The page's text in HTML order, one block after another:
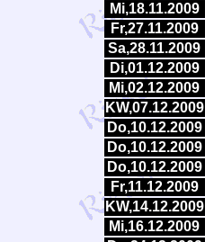
Mi,18.11.2009
Fr,27.11.2009
Sa,28.11.2009
Di,01.12.2009
Mi,02.12.2009
KW,07.12.2009
Do,10.12.2009
Do,10.12.2009
Do,10.12.2009
Fr,11.12.2009
KW,14.12.2009
Mi,16.12.2009